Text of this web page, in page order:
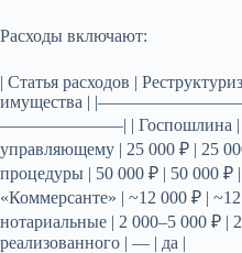
Расходы включают:
| Статья расходов |
имущества |
———————| | Госпошлина |
управляющему | 25 000 ₽ | 25
процедуры | 50 000 ₽ | 50 000 ₽
«Коммерсанте» | ~12 000 ₽ |
нотариальные | 2 000–5 000 ₽ |
реализованного | — | да |